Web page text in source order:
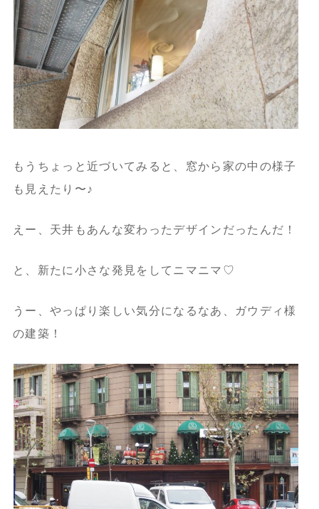
もうちょっと近づいてみると、窓から家の中の様子
も見えたり〜♪
えー、天井もあんな変わったデザインだったんだ！
と、新たに小さな発見をしてニマニマ♡
うー、やっぱり楽しい気分になるなあ、ガウディ様
の建築！